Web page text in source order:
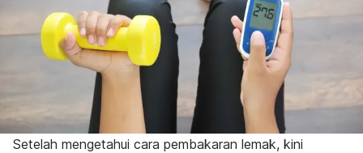
Setelah mengetahui cara pembakaran lemak, kini